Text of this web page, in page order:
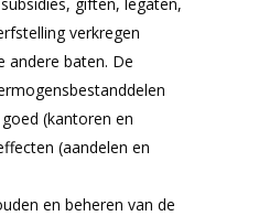
verkregen
andere baten. De
(kantoren en
(aandelen en
en beheren van de